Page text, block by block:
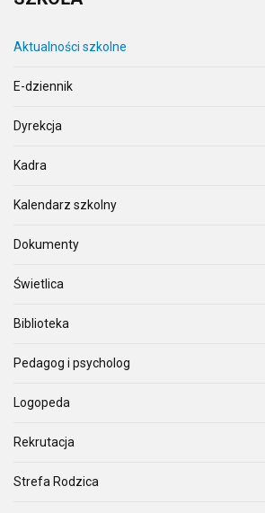
Aktualności szkolne
E-dziennik
Dyrekcja
Kadra
Kalendarz szkolny
Dokumenty
Świetlica
Biblioteka
Pedagog i psycholog
Logopeda
Rekrutacja
Strefa Rodzica